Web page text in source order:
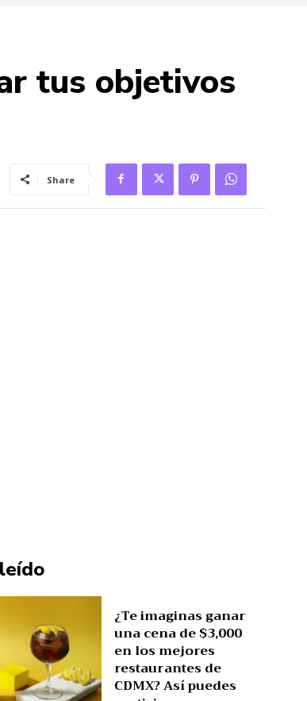
tus objetivos
Share
¿Te imaginas ganar
una cena de $3,000
en los mejores
restaurantes de
CDMX? Así puedes